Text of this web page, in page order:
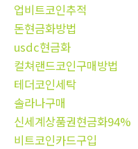
업비트코인추적
돈현금화방법
usdc현금화
컬쳐랜드코인구매방법
테더코인세탁
솔라나구매
신세계상품권현금화94%
비트코인카드구입